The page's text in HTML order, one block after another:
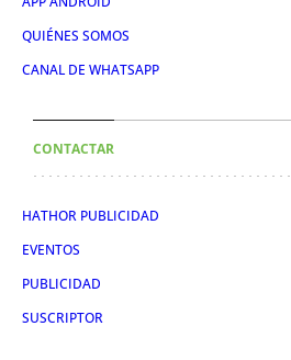
QUIÉNES SOMOS
CANAL DE WHATSAPP
CONTACTAR
HATHOR PUBLICIDAD
EVENTOS
PUBLICIDAD
SUSCRIPTOR